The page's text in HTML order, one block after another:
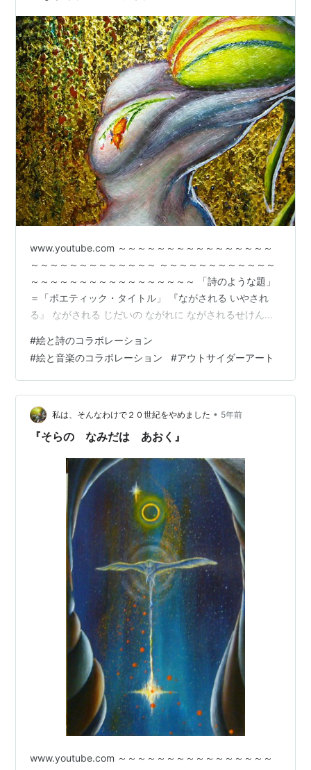
www.youtube.com ～～～～～～～～～～～～～～～～
～～～～～～～～～～～～～ ～～～～～～～～～～～～
～～～～～～～～～～～～～～～～～ 「詩のような題」
＝「ポエティック・タイトル」 『ながされる いやされ
る』 ながされる じだいの ながれに ながされるせけんの
すべてを わすれて いやされる それにしても ながされず
に いやされたいと おもうことはたかのぞみ なのでしょ
うか ～～～～～～～～～～～～～～～～～～～～～～～
～～～～～～ ※『 』 の中は「題の題」のようなもので
す。 その絵を呼ぶのに使う「呼び名（ニックネーム）…
#絵と詩のコラボレーション
#絵と音楽のコラボレーション #アウトサイダーアート
私は、そんなわけで２０世紀をやめました • 5年前
『そらの なみだは あおく』
www.youtube.com ～～～～～～～～～～～～～～～～